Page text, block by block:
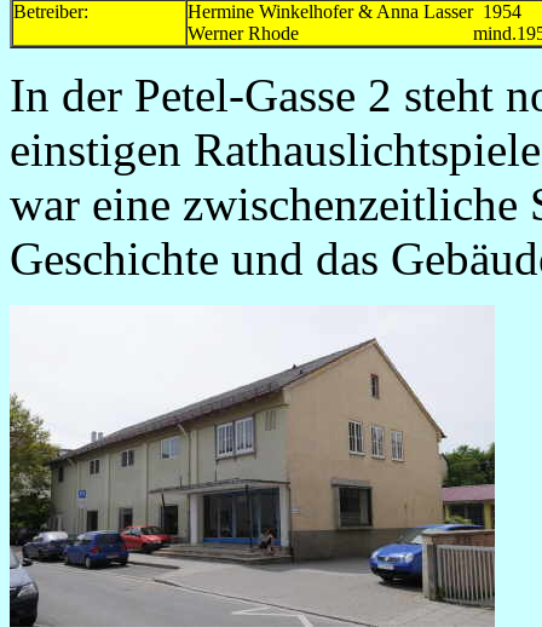
Betreiber:
Hermine Winkelhofer &
Werner Rhode mind.1958-
In der Petel-Gasse 2 steht
einstigen
war eine zwischenzeitliche
Geschichte und das